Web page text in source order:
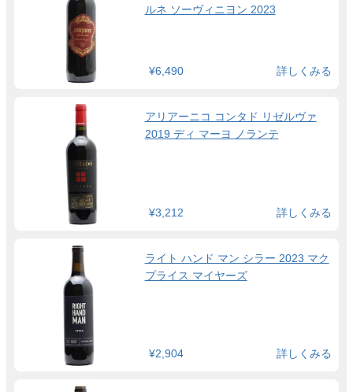
ルネ ソーヴィニヨン 2023
¥6,490 詳しくみる
アリアーニコ コンタド リゼルヴァ
2019 ディ マーヨ ノランテ
¥3,212 詳しくみる
ライト ハンド マン シラー 2023 マク
プライス マイヤーズ
¥2,904 詳しくみる